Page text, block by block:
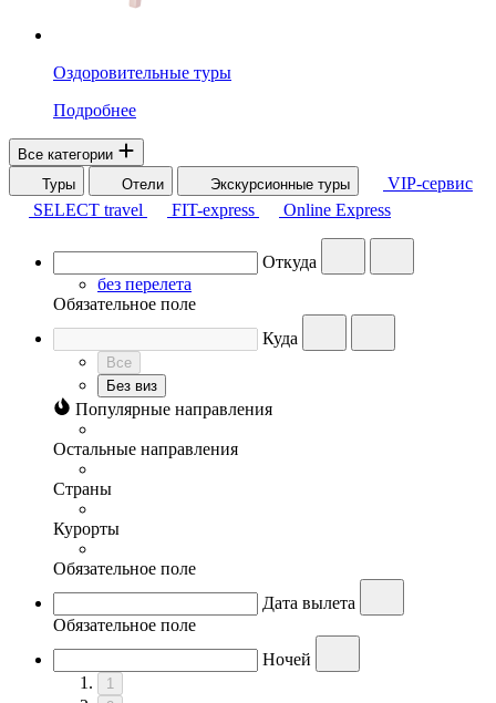
Оздоровительные туры
Подробнее
Все категории
Туры
Отели Экскурсионные туры
VIP-сервис
SELECT travel
FIT-express Online Express
Откуда
без перелета
Обязательное поле
Куда
Все
Без виз
Популярные направления
Остальные направления
Страны
Курорты
Обязательное поле
Дата вылета
Обязательное поле
Ночей
1